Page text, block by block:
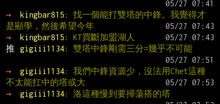
→
kingbar815 : 找一個能打雙塔的中鋒。我覺得才
是顯學，然後希望今年
→
kingbar815 : KT買斷加盟湖人
推
gigiii1134: 雙塔中鋒剛需三分=幾乎不可能
→
gigiii1134: 我們中鋒資源少，沒法用Chet這種
不太能扛中的塔或大
→
gigiii1134: 洛這種慢到要掃蕩搭的塔